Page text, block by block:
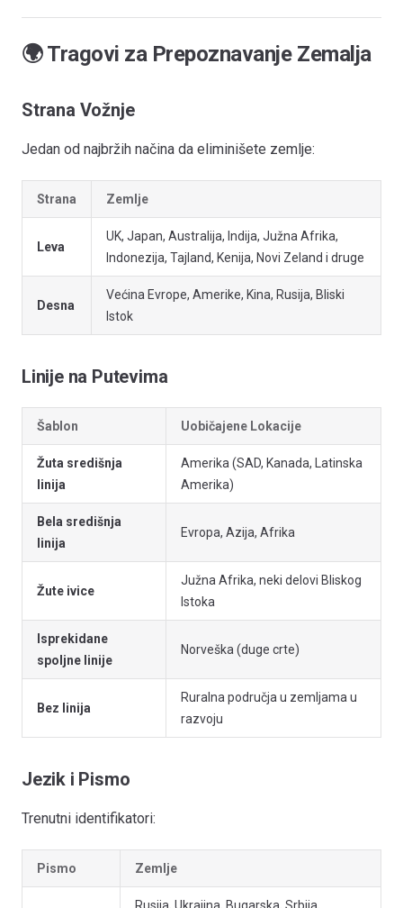
🌍 Tragovi za Prepoznavanje Zemalja
Strana Vožnje
Jedan od najbržih načina da eliminišete zemlje:
Strana Zemlje
Leva
UK, Japan, Australija, Indija, Južna Afrika,
Indonezija, Tajland, Kenija, Novi Zeland i druge
Desna
Većina Evrope, Amerike, Kina, Rusija, Bliski
Istok
Linije na Putevima
Šablon Uobičajene Lokacije
Žuta središnja
linija
Amerika (SAD, Kanada, Latinska
Amerika)
Bela središnja
linija
Evropa, Azija, Afrika
Žute ivice
Južna Afrika, neki delovi Bliskog
Istoka
Isprekidane
spoljne linije
Norveška (duge crte)
Bez linija
Ruralna područja u zemljama u
razvoju
Jezik i Pismo
Trenutni identifikatori:
Pismo Zemlje